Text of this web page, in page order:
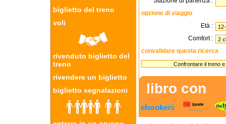
biglietto del treno
voli
rivenduto biglietto del
treno
rivendere un biglietto
biglietto segnalazioni
opzione di viaggio
Età :
Comfort :
convalidare questa ricerca
libro con